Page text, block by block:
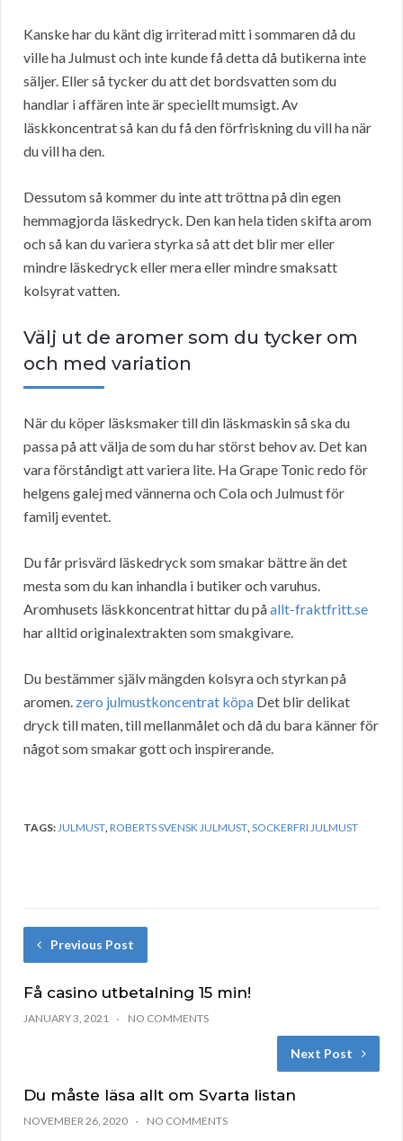
Kanske har du känt dig irriterad mitt i sommaren då du
ville ha Julmust och inte kunde få detta då butikerna inte
säljer. Eller så tycker du att det bordsvatten som du
handlar i affären inte är speciellt mumsigt. Av
läskkoncentrat så kan du få den förfriskning du vill ha när
du vill ha den.
Dessutom så kommer du inte att tröttna på din egen
hemmagjorda läskedryck. Den kan hela tiden skifta arom
och så kan du variera styrka så att det blir mer eller
mindre läskedryck eller mera eller mindre smaksatt
kolsyrat vatten.
Välj ut de aromer som du tycker om
och med variation
När du köper läsksmaker till din läskmaskin så ska du
passa på att välja de som du har störst behov av. Det kan
vara förståndigt att variera lite. Ha Grape Tonic redo för
helgens galej med vännerna och Cola och Julmust för
familj eventet.
Du får prisvärd läskedryck som smakar bättre än det
mesta som du kan inhandla i butiker och varuhus.
Aromhusets läskkoncentrat hittar du påallt-fraktfritt.se
har alltid originalextrakten som smakgivare.
Du bestämmer själv mängden kolsyra och styrkan på
aromen. zero julmustkoncentrat köpa Det blir delikat
dryck till maten, till mellanmålet och då du bara känner för
något som smakar gott och inspirerande.
TAGS:JULMUST,ROBERTS SVENSK JULMUST,SOCKERFRI JULMUST
Previous Post
Få casino utbetalning 15 min!
JANUARY 3, 2021 NO COMMENTS
Next Post
Du måste läsa allt om Svarta listan
NOVEMBER 26, 2020 NO COMMENTS